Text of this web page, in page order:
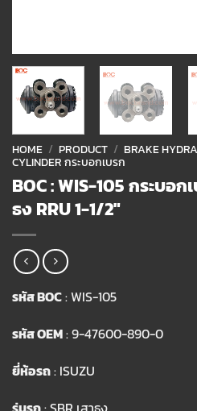
HOME / PRODUCT / BRAKE
CYLINDER กระบอกเบรก
BOC : WIS-105 กระบอก
ธง RRU 1-1/2″
รหัส BOC: WIS-105
รหัส OEM: 9-47600-890-0
ยี่ห้อรถ: ISUZU